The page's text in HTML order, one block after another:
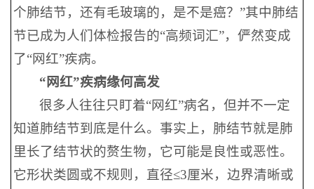
个肺结节，还有毛玻璃的，是不是癌？”其中肺结
节已成为人们体检报告的“高频词汇”，俨然变成
了“网红”疾病。
“网红”疾病缘何高发
很多人往往只盯着“网红”病名，但并不一定
知道肺结节到底是什么。事实上，肺结节就是肺
里长了结节状的赘生物，它可能是良性或恶性。
它形状类圆或不规则，直径≤3厘米，边界清晰或